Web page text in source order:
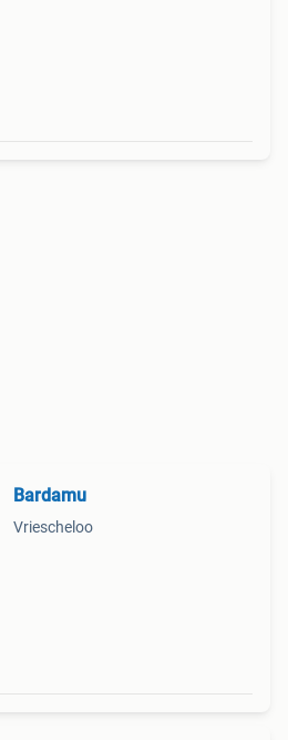
Bardamu
Vriescheloo